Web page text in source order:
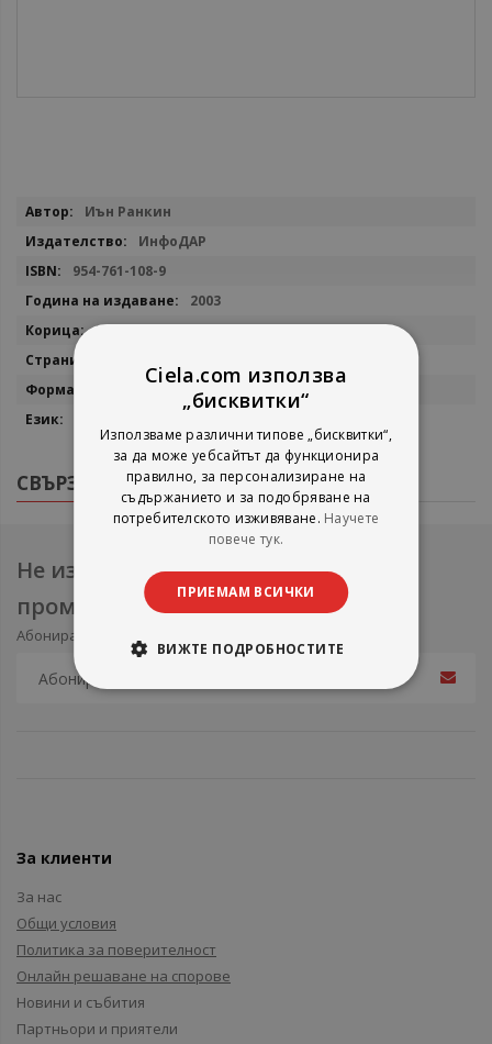
Повече
Иън Ранкин
ИнфоДАР
954-761-108-9
2003
Меки корици
СВЪРЗАНИ ПРОДУКТИ
Не изпускайте нови продукти и
промоции
Абонирайте се за нашия e-mail бюлетин
За клиенти
За нас
Общи условия
Политика за поверителност
Онлайн решаване на спорове
Новини и събития
Партньори и приятели
Ciela.com използва
„бисквитки“
Използваме различни типове „бисквитки“,
за да може уебсайтът да функционира
правилно, за персонализиране на
съдържанието и за подобряване на
потребителското изживяване. Научете
повече тук.
ПРИЕМАМ ВСИЧКИ
ВИЖТЕ ПОДРОБНОСТИТЕ